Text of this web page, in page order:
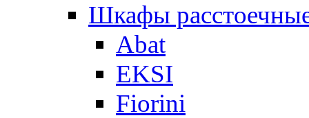
Шкафы
Abat
EKSI
Fiorini